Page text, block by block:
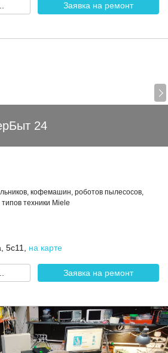
Заявка на ремонт
24
кофемашин, роботов пылесосов,
техники Miele
5с11 на карте
Заявка на ремонт